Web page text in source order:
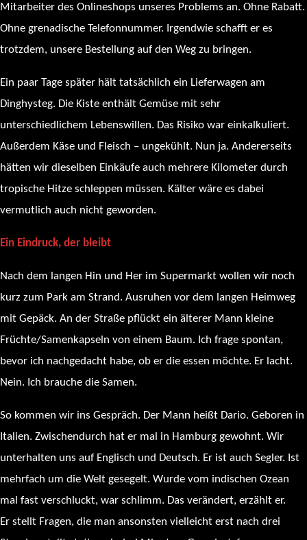
Mitarbeiter des Onlineshops unseres Problems an. Ohne Rabatt.
Ohne grenadische Telefonnummer. Irgendwie schafft er es
trotzdem, unsere Bestellung auf den Weg zu bringen.
Ein paar Tage später hält tatsächlich ein Lieferwagen am
Dinghysteg. Die Kiste enthält Gemüse mit sehr
unterschiedlichem Lebenswillen. Das Risiko war einkalkuliert.
Außerdem Käse und Fleisch – ungekühlt. Nun ja. Andererseits
hätten wir dieselben Einkäufe auch mehrere Kilometer durch
tropische Hitze schleppen müssen. Kälter wäre es dabei
vermutlich auch nicht geworden.
Ein Eindruck, der bleibt
Nach dem langen Hin und Her im Supermarkt wollen wir noch
kurz zum Park am Strand. Ausruhen vor dem langen Heimweg
mit Gepäck. An der Straße pflückt ein älterer Mann kleine
Früchte/Samenkapseln von einem Baum. Ich frage spontan,
bevor ich nachgedacht habe, ob er die essen möchte. Er lacht.
Nein. Ich brauche die Samen.
So kommen wir ins Gespräch. Der Mann heißt Dario. Geboren in
Italien. Zwischendurch hat er mal in Hamburg gewohnt. Wir
unterhalten uns auf Englisch und Deutsch. Er ist auch Segler. Ist
mehrfach um die Welt gesegelt. Wurde vom indischen Ozean
mal fast verschluckt, war schlimm. Das verändert, erzählt er.
Er stellt Fragen, die man ansonsten vielleicht erst nach drei